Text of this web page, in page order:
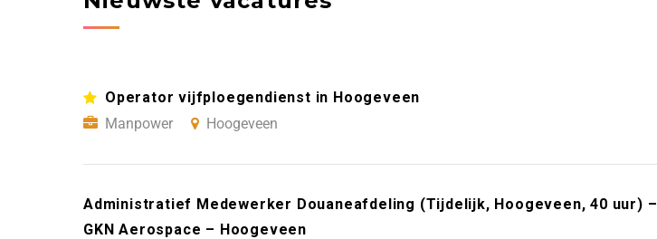
Operator vijfploegendienst in Hoogeveen
Manpower
Hoogeveen
Administratief Medewerker Douaneafdeling (Tijdelijk, Hoogeveen, 40 uur) –
GKN Aerospace – Hoogeveen